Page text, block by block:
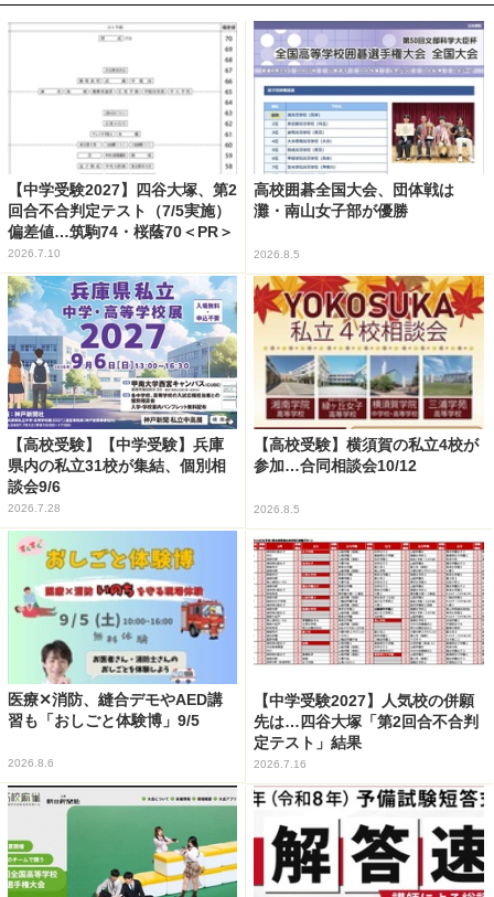
【中学受験2027】四谷大塚、第2
回合不合判定テスト（7/5実施）
偏差値…筑駒74・桜蔭70＜PR＞
2026.7.10
高校囲碁全国大会、団体戦は
灘・南山女子部が優勝
2026.8.5
【高校受験】【中学受験】兵庫
県内の私立31校が集結、個別相
談会9/6
2026.7.28
【高校受験】横須賀の私立4校が
参加…合同相談会10/12
2026.8.5
医療✕消防、縫合デモやAED講
習も「おしごと体験博」9/5
2026.8.6
【中学受験2027】人気校の併願
先は…四谷大塚「第2回合不合判
定テスト」結果
2026.7.16